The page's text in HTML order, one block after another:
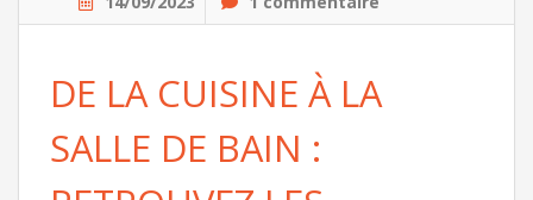
DE LA CUISINE À LA
SALLE DE BAIN :
CONTACT